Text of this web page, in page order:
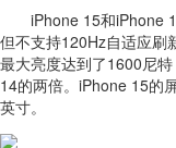
iPhone 15和iPhone
但不支持120Hz自适应刷
最大亮度达到了1600尼
14的两倍。iPhone 15的
英寸。